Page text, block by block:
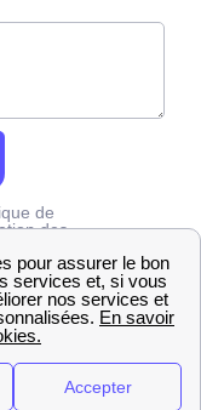
de
des
Lafolie